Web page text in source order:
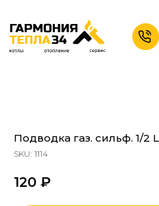
Подводка газ. сильф. 1/2
SKU: 1114
120 ₽